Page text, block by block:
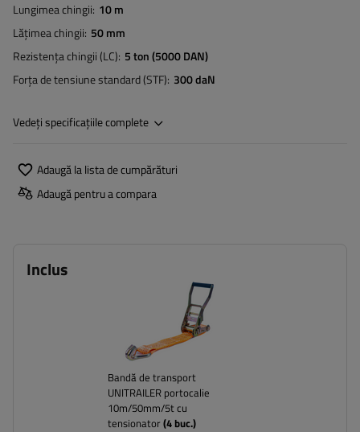
Lungimea chingii 10 m
Lățimea chingii 50 mm
Rezistența chingii (LC) 5 ton (5000 DAN)
Forța de tensiune standard (STF) 300 daN
Vedeți specificațiile complete
Adaugă la lista de cumpărături
Adaugă pentru a compara
Inclus
Bandă de transport
UNITRAILER portocalie
10m/50mm/5t cu
tensionator (4buc.)